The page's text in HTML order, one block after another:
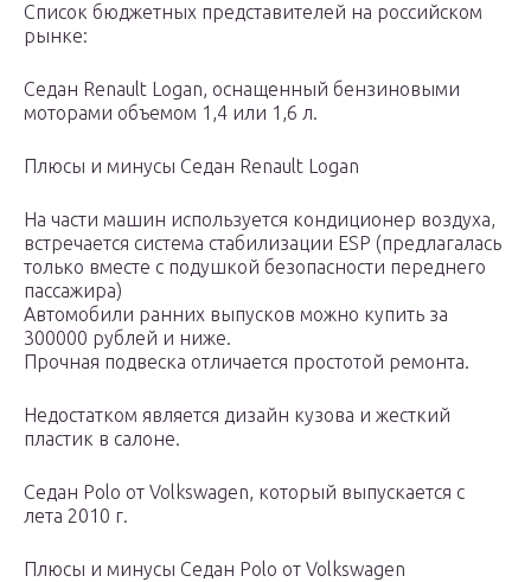
Список бюджетных представителей на российском
рынке:
Седан Renault Logan, оснащенный бензиновыми
моторами объемом 1,4 или 1,6 л.
Плюсы и минусы Седан Renault Logan
На части машин используется кондиционер воздуха,
встречается система стабилизации ESP (предлагалась
только вместе с подушкой безопасности переднего
пассажира)
Автомобили ранних выпусков можно купить за
300000 рублей и ниже.
Прочная подвеска отличается простотой ремонта.
Недостатком является дизайн кузова и жесткий
пластик в салоне.
Седан Polo от Volkswagen, который выпускается с
лета 2010 г.
Плюсы и минусы Седан Polo от Volkswagen